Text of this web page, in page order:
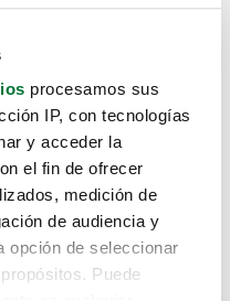
procesamos sus
IP, con tecnologías
y acceder la
el fin de ofrecer
medición de
de audiencia y
opción de seleccionar
Puede
como
aquí.
que estás
enlaces: